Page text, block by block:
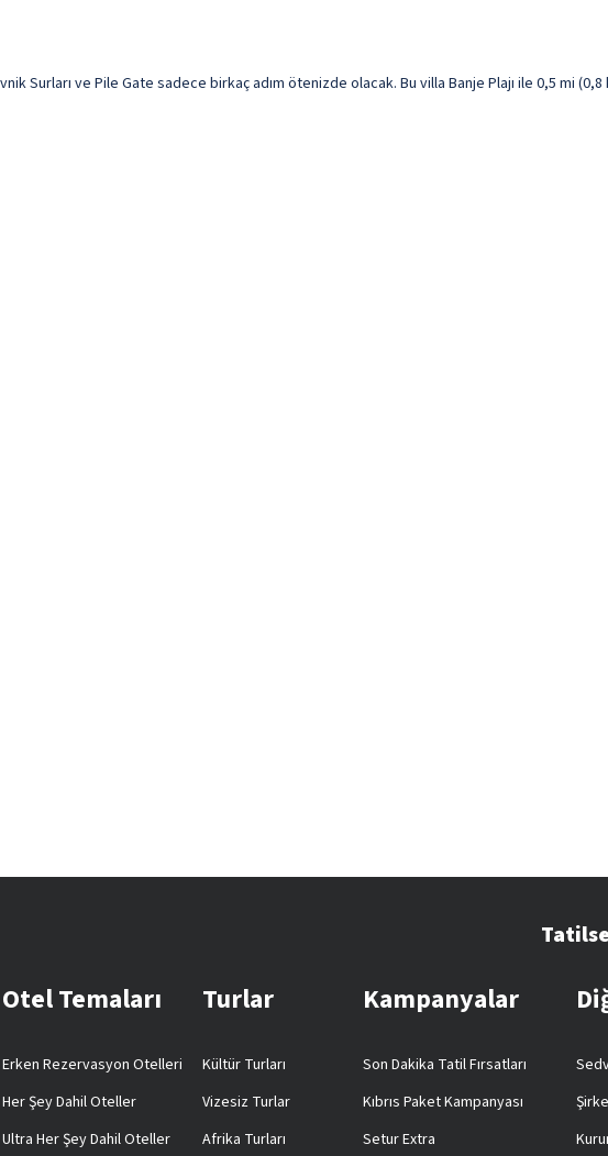
Surları ve Pile Gate sadece birkaç adım ötenizde olacak. Bu villa Banje Plajı ile 0,5 mi
Otel Temaları
Erken Rezervasyon Otelleri
Her Şey Dahil Oteller
Ultra Her Şey Dahil Oteller
Turlar
Kültür Turları
Vizesiz Turlar
Afrika Turları
Kampanyalar
Son Dakika Tatil Fırsatları
Kıbrıs Paket Kampanyası
Setur Extra